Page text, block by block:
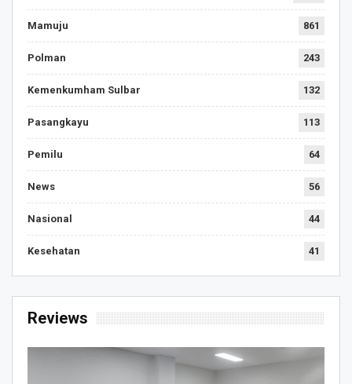
Mamuju 861
Polman 243
Kemenkumham Sulbar 132
Pasangkayu 113
Pemilu 64
News 56
Nasional 44
Kesehatan 41
Reviews